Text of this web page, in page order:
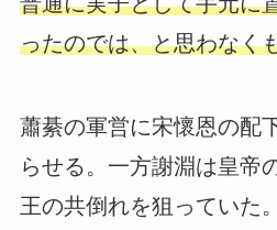
ったのでは、と思わなく
蕭綦の軍営に宋懷恩の配
らせる。一方謝淵は皇帝
王の共倒れを狙っていた